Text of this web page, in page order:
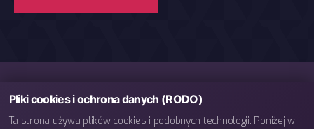
Pliki cookies i ochrona danych (RODO)
Ta strona używa plików cookies i podobnych technologii. Poniżej w